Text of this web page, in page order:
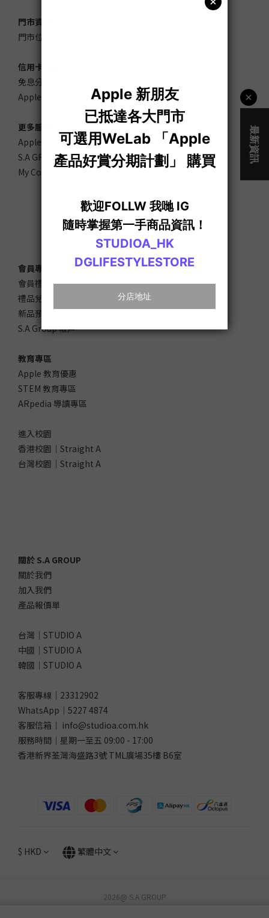
門市資訊
門市位置
信用卡優惠
免息分期計劃
Apple 產品好賞分期計劃
更多服務
AppleCare+
S.A GROUP Care
My Coach on Air
會員專區
會員禮遇
禮品兌換
新品預約
S.A Group 帳戶
教育專區
Apple 教育優惠
STEM 教育專區
ARpedia 導讀專區
進入校園
香港校園｜Straight A
台灣校園｜Straight A
關於 S.A GROUP
關於我們
加入我們
產品報價單
台灣｜STUDIO A
中國｜STUDIO A
韓國｜STUDIO A
客服專線｜23312902
WhatsApp｜ 5227 4874
客服信箱｜ info@studioa.com.hk
服務時間｜星期一至五 09:00 - 17:00
香港新界荃灣海盛路3號 TML廣場35樓 B6室
$ HKD 繁體中文
2026@ S.A GROUP